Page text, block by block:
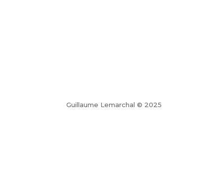
Guillaume Lemarchal © 2025